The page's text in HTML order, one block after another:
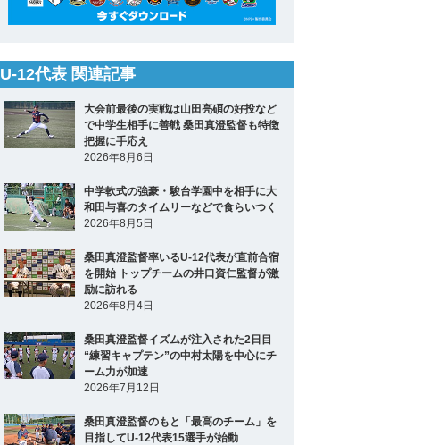
U-12代表 関連記事
大会前最後の実戦は山田亮碩の好投など
で中学生相手に善戦 桑田真澄監督も特徴
把握に手応え
2026年8月6日
中学軟式の強豪・駿台学園中を相手に大
和田与喜のタイムリーなどで食らいつく
2026年8月5日
桑田真澄監督率いるU-12代表が直前合宿
を開始 トップチームの井口資仁監督が激
励に訪れる
2026年8月4日
桑田真澄監督イズムが注入された2日目
“練習キャプテン”の中村太陽を中心にチ
ーム力が加速
2026年7月12日
桑田真澄監督のもと「最高のチーム」を
目指してU-12代表15選手が始動